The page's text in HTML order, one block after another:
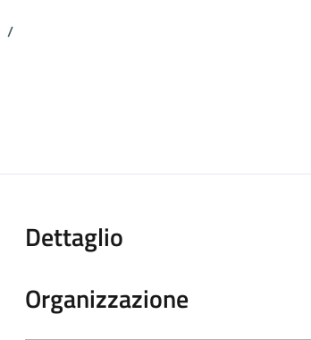
/
Dettaglio
Organizzazione